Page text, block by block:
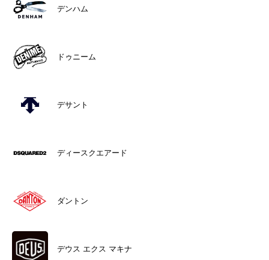
デンハム
ドゥニーム
デサント
ディースクエアード
ダントン
デウス エクス マキナ